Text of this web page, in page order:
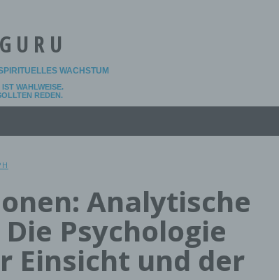
WACHSTUM
WAHLWEISE.
REDEN.
Analytische
Psychologie
Einsicht und der